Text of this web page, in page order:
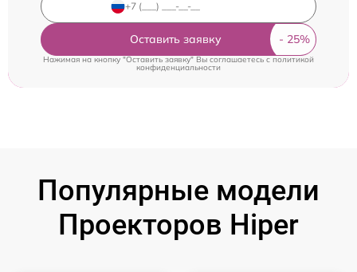
Оставить заявку
Нажимая на кнопку "Оставить заявку" Вы соглашаетесь cполитикой
конфиденциальности
Популярные модели
Проекторов Hiper